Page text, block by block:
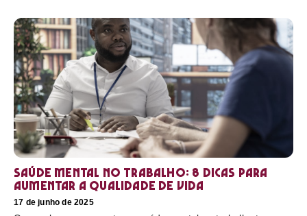
Saúde mental no trabalho: 8 dicas para
aumentar a qualidade de vida
17 de junho de 2025